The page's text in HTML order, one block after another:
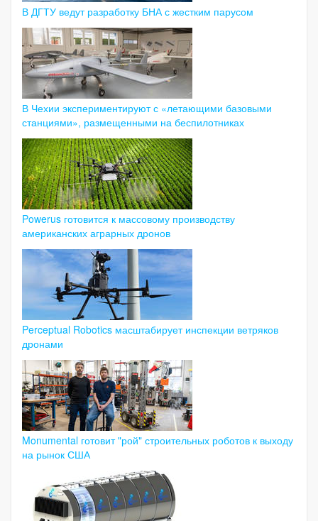
В ДГТУ ведут разработку БНА с жестким парусом
В Чехии экспериментируют с «летающими базовыми
станциями», размещенными на беспилотниках
Powerus готовится к массовому производству
американских аграрных дронов
Perceptual Robotics масштабирует инспекции ветряков
дронами
Monumental готовит "рой" строительных роботов к выходу
на рынок США